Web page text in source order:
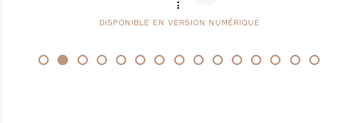
DISPONIBLE EN VERSION NUMÉRIQUE